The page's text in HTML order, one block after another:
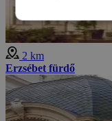
2 km
Erzsébet fürdő